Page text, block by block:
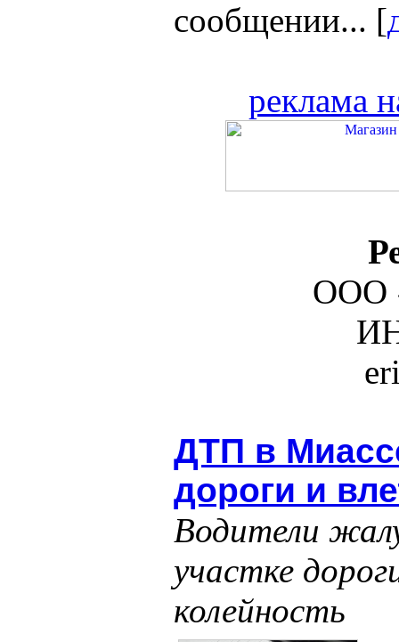
сообщении... [
реклама
ООО
ДТП в
дороги и
Водители
участке
колейность